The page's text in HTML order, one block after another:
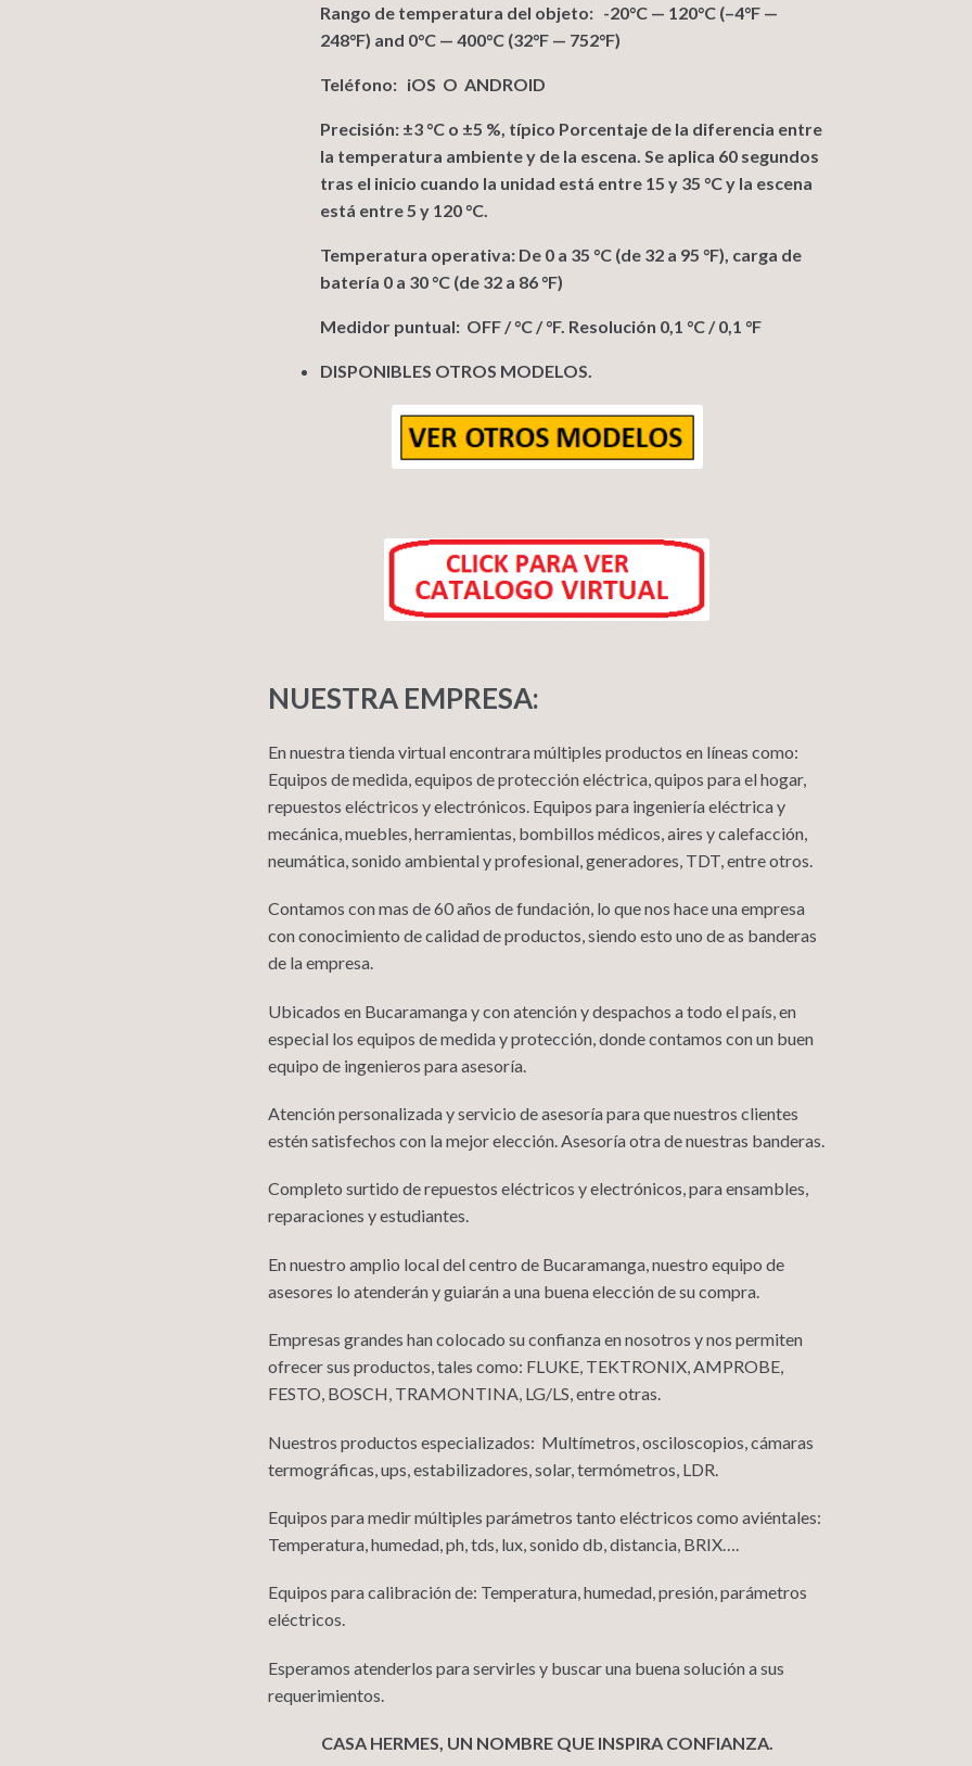
Rango de temperatura del objeto: -20°C — 120°C (–4°F —
248°F) and 0°C — 400°C (32°F — 752°F)
Teléfono: iOS O ANDROID
Precisión: ±3 °C o ±5 %, típico Porcentaje de la diferencia entre
la temperatura ambiente y de la escena. Se aplica 60 segundos
tras el inicio cuando la unidad está entre 15 y 35 °C y la escena
está entre 5 y 120 °C.
Temperatura operativa: De 0 a 35 °C (de 32 a 95 °F), carga de
batería 0 a 30 °C (de 32 a 86 °F)
Medidor puntual: OFF / °C / °F. Resolución 0,1 °C / 0,1 °F
DISPONIBLES OTROS MODELOS.
NUESTRA EMPRESA:
En nuestra tienda virtual encontrara múltiples productos en líneas como:
Equipos de medida, equipos de protección eléctrica, quipos para el hogar,
repuestos eléctricos y electrónicos. Equipos para ingeniería eléctrica y
mecánica, muebles, herramientas, bombillos médicos, aires y calefacción,
neumática, sonido ambiental y profesional, generadores, TDT, entre otros.
Contamos con mas de 60 años de fundación, lo que nos hace una empresa
con conocimiento de calidad de productos, siendo esto uno de as banderas
de la empresa.
Ubicados en Bucaramanga y con atención y despachos a todo el país, en
especial los equipos de medida y protección, donde contamos con un buen
equipo de ingenieros para asesoría.
Atención personalizada y servicio de asesoría para que nuestros clientes
estén satisfechos con la mejor elección. Asesoría otra de nuestras banderas.
Completo surtido de repuestos eléctricos y electrónicos, para ensambles,
reparaciones y estudiantes.
En nuestro amplio local del centro de Bucaramanga, nuestro equipo de
asesores lo atenderán y guiarán a una buena elección de su compra.
Empresas grandes han colocado su confianza en nosotros y nos permiten
ofrecer sus productos, tales como: FLUKE, TEKTRONIX, AMPROBE,
FESTO, BOSCH, TRAMONTINA, LG/LS, entre otras.
Nuestros productos especializados: Multímetros, osciloscopios, cámaras
termográficas, ups, estabilizadores, solar, termómetros, LDR.
Equipos para medir múltiples parámetros tanto eléctricos como aviéntales:
Temperatura, humedad, ph, tds, lux, sonido db, distancia, BRIX….
Equipos para calibración de: Temperatura, humedad, presión, parámetros
eléctricos.
Esperamos atenderlos para servirles y buscar una buena solución a sus
requerimientos.
CASA HERMES, UN NOMBRE QUE INSPIRA CONFIANZA.